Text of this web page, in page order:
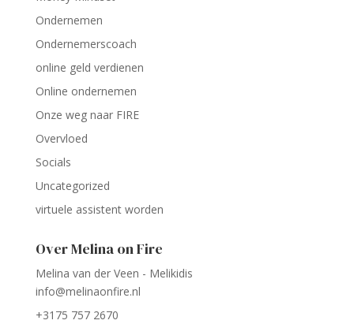
Ondernemen
Ondernemerscoach
online geld verdienen
Online ondernemen
Onze weg naar FIRE
Overvloed
Socials
Uncategorized
virtuele assistent worden
Over Melina on Fire
Melina van der Veen - Melikidis
info@melinaonfire.nl
+3175 757 2670